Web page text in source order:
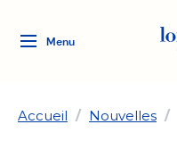
Menu
Accueil / Nouvelles /